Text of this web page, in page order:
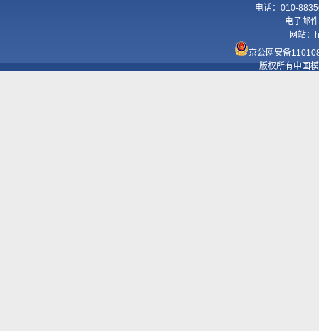
电话：010-
电子邮
网站：
京公网安备
版权所有中国